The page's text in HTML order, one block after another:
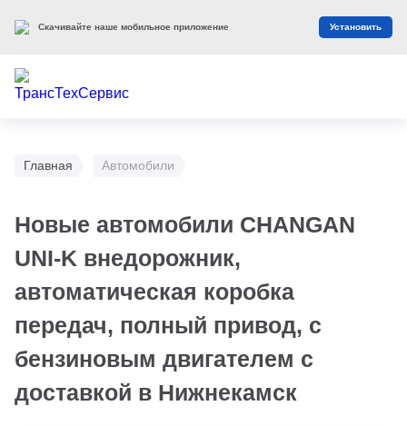
Главная Автомобили
Новые автомобили CHANGAN
UNI-K внедорожник,
автоматическая коробка
передач, полный привод, с
бензиновым двигателем с
доставкой в Нижнекамск
Скачивайте наше мобильное приложение Установить